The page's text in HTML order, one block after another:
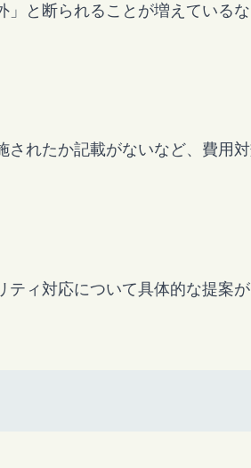
と断られることが増えている
れたか記載がないなど、費用
ィ対応について具体的な提案